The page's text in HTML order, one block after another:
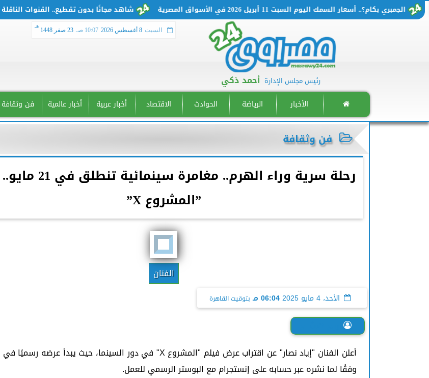
شاهد مجانًا بدون تقطيع.. القنوات الناقلة الجمبري بكام؟.. أسعار السمك اليوم السبت 11 أبريل 2026 في الأسواق المصرية
رئيس مجلس الإدارة أحمد ذكي
السبت 8 أغسطس 2026 10:07 صـ 23 صفر 1448
هـ
الأخبار الرياضة الحوادث الاقتصاد أخبار عربية أخبار عالمية فن وثقافة
فن وثقافة
رحلة سرية وراء الهرم..
”المشروع X”
الفنان
الأحد، 4 مايو 2025 06:04 مـ بتوقيت القاهرة
وفقًا لما نشره عبر حسابه على إنستجرام مع البوستر الرسمي للعمل.